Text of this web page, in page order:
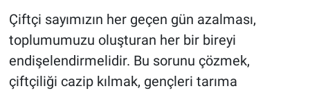
Çiftçi sayımızın her geçen gün azalması,
toplumumuzu oluşturan her bir bireyi
endişelendirmelidir. Bu sorunu çözmek,
çiftçiliği cazip kılmak, gençleri tarıma